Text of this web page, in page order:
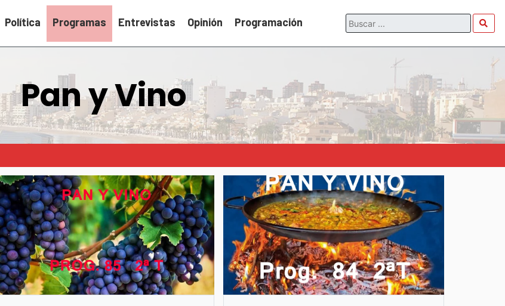
Política Programas Entrevistas Opinión Programación
Pan y Vino